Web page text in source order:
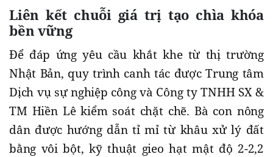
​Liên kết chuỗi giá trị tạo chìa khóa
bền vững
​Để đáp ứng yêu cầu khắt khe từ thị trường
Nhật Bản, quy trình canh tác được Trung tâm
Dịch vụ sự nghiệp công và Công ty TNHH SX &
TM Hiền Lê kiểm soát chặt chẽ. Bà con nông
dân được hướng dẫn tỉ mỉ từ khâu xử lý đất
bằng vôi bột, kỹ thuật gieo hạt mật độ 2-2,2